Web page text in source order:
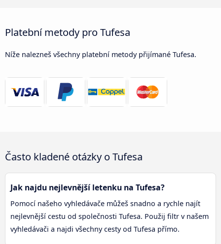
Platební metody pro Tufesa
Níže nalezneš všechny platební metody přijímané Tufesa.
Často kladené otázky o Tufesa
Jak najdu nejlevnější letenku na Tufesa?
Pomocí našeho vyhledávače můžeš snadno a rychle najít
nejlevnější cestu od společnosti Tufesa. Použij filtr v našem
vyhledávači a najdi všechny cesty od Tufesa přímo.